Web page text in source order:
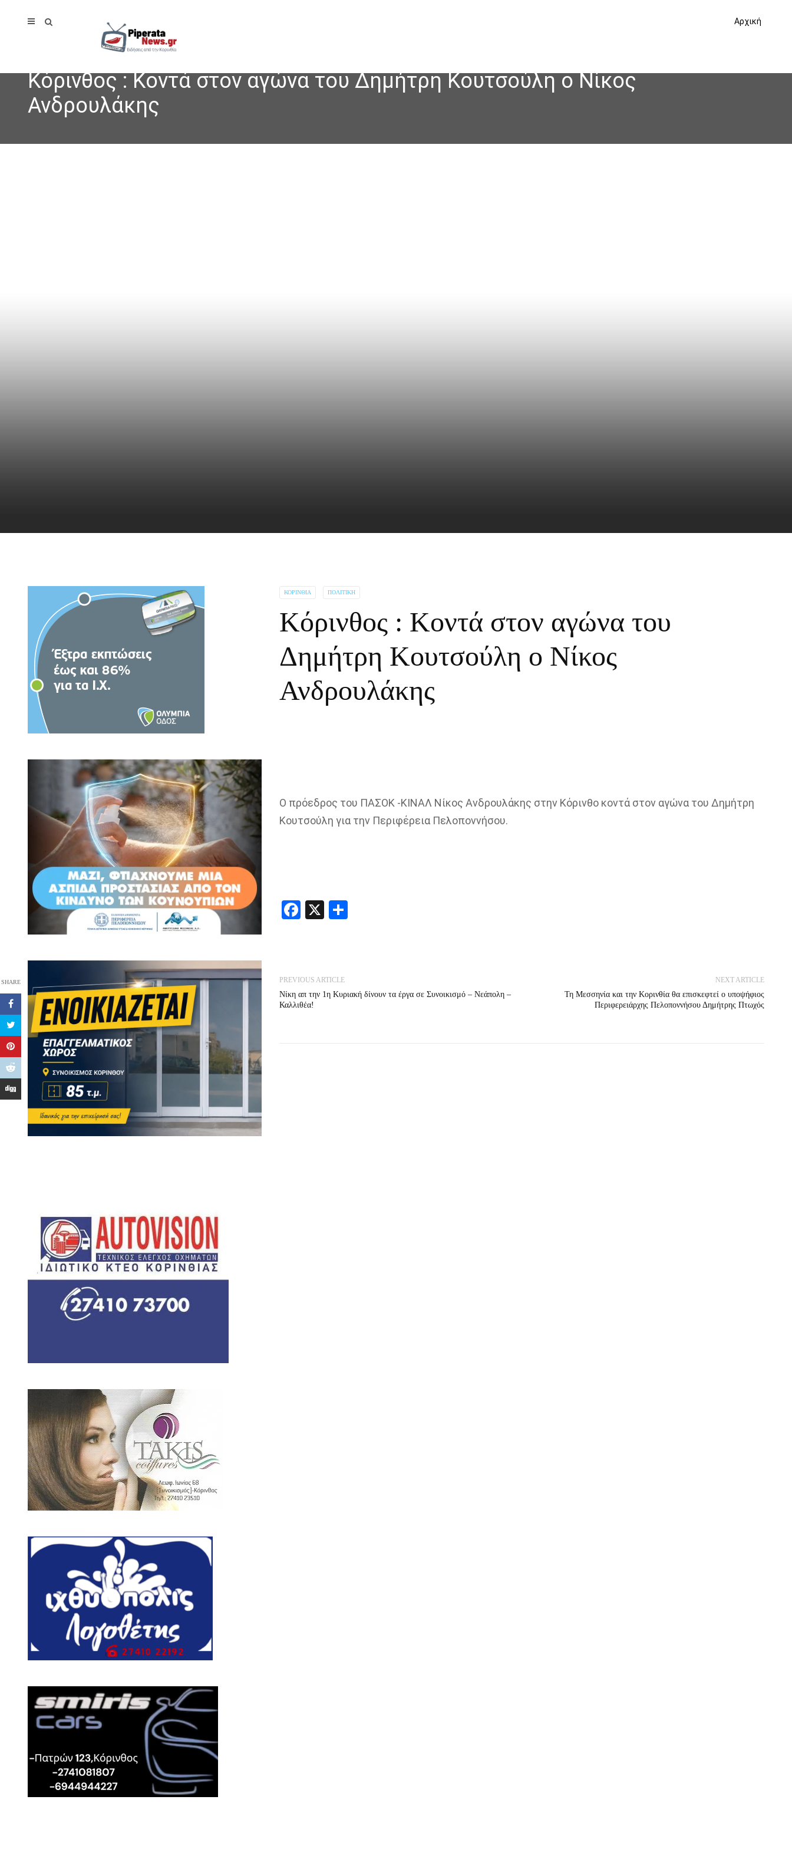
Αρχική
Κόρινθος : Κοντά στον αγώνα του Δημήτρη Κουτσούλη ο Νίκος
Ανδρουλάκης
ΚΟΡΙΝΘΊΑ ΠΟΛΙΤΙΚΉ
Κόρινθος : Κοντά στον αγώνα του
Δημήτρη Κουτσούλη ο Νίκος
Ανδρουλάκης
SHARE
Ο πρόεδρος του ΠΑΣΟΚ -ΚΙΝΑΛ Νίκος Ανδρουλάκης στην Κόρινθο κοντά στον αγώνα του Δημήτρη
Κουτσούλη για την Περιφέρεια Πελοποννήσου.
Facebook
X Share
PREVIOUS ARTICLE
Νίκη απ την 1η Κυριακή δίνουν τα έργα σε Συνοικισμό – Νεάπολη –
Καλλιθέα!
NEXT ARTICLE
Τη Μεσσηνία και την Κορινθία θα επισκεφτεί ο υποψήφιος
Περιφερειάρχης Πελοποννήσου Δημήτρης Πτωχός